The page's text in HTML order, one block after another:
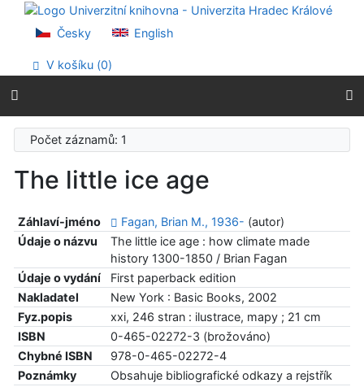
Přejít na obsah
Přejít na menu
Prohlášení o webové přístupnosti
Česky English
V košíku (0)
Počet záznamů: 1
The little ice age
Záhlaví-jméno Fagan, Brian M., 1936- (autor)
Údaje o názvu
The little ice age : how climate made
history 1300-1850 / Brian Fagan
Údaje o vydání
First paperback edition
Nakladatel
New York : Basic Books, 2002
Fyz.popis
xxi, 246 stran : ilustrace, mapy ; 21 cm
ISBN
0-465-02272-3 (brožováno)
Chybné ISBN
978-0-465-02272-4
Poznámky
Obsahuje bibliografické odkazy a rejstřík